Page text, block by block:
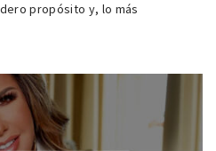
propósito y, lo más